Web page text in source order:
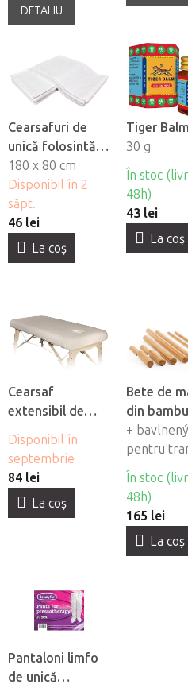
DETALIU
Cearsafuri de
unică folosintă
impermeabile
Fabulo, 10 buc
180 x 80 cm
Disponibil în 2
săpt.
46 lei
La coş
Tiger
30 g
În stoc
48h)
43 lei
La coş
Cearsaf
extensibil de
flanel Fabulo cu
orificiu pentru
fată
Disponibil în
septembrie
84 lei
La coş
Bete de
din
buc
+
pentru
În stoc
48h)
165 lei
La coş
Pantaloni limfo
de unică